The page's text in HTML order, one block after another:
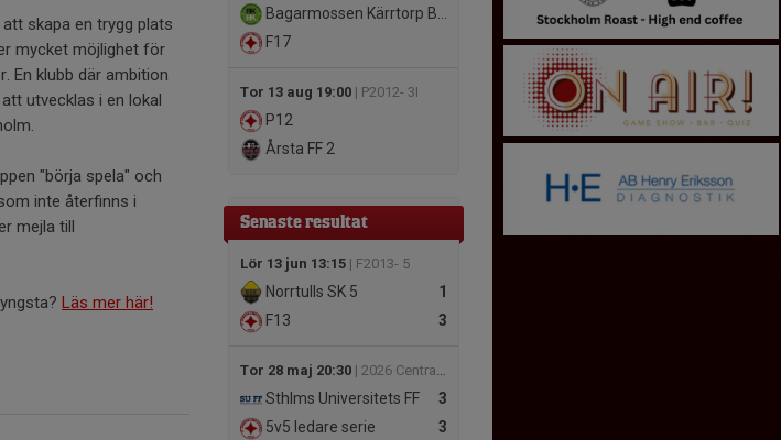
Bagarmossen Kärrtorp BK Grön 2
F17
Tor 13 aug 19:00 | P2012- 3I
P12
Årsta FF 2
Senaste resultat
Lör 13 jun 13:15 | F2013- 5
1
Norrtulls SK 5
3
F13
Tor 28 maj 20:30 | 2026 Central 5v5 vardag
3
Sthlms Universitets FF
3
5v5 ledare serie
skapa en trygg plats
mycket möjlighet för
En klubb där ambition
utvecklas i en lokal
"börja spela" och
inte återfinns i
mejla till
Läs mer här!